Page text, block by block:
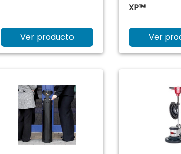
Ver producto
XP™
Ver